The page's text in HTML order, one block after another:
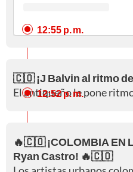
12:55 p. m.
🇨🇴 ¡J Balvin al ritmo
El antiqueño le pone
12:52 p. m.
🔥🇨🇴 ¡COLOMBIA EN
Ryan Castro! 🔥🇨🇴